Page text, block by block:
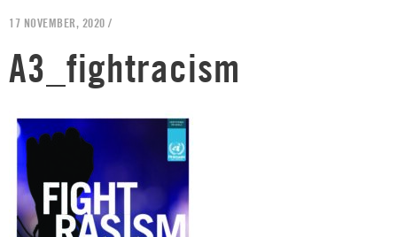
17 NOVEMBER, 2020 /
A3_fightracism